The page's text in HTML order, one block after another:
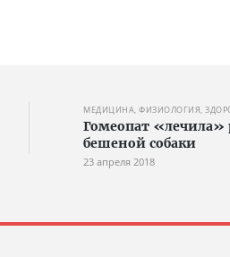
МЕДИЦИНА, ФИЗИОЛОГИЯ,
Гомеопат «лечила»
бешеной собаки
23 апреля 2018